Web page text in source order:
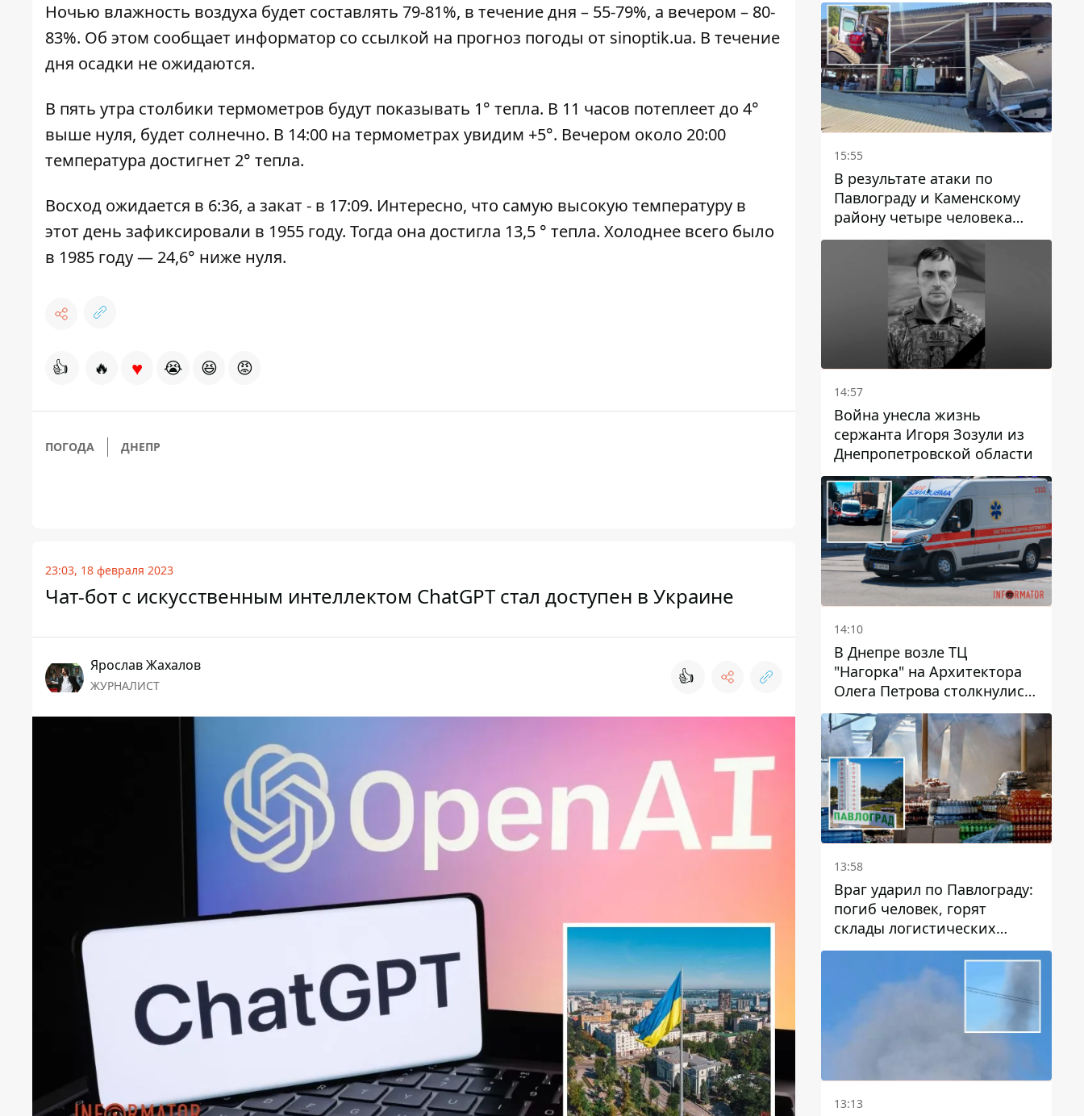
Ночью влажность воздуха будет составлять 79-81%, в течение дня – 55-79%, а вечером – 80-
83%. Об этом сообщает информатор со ссылкой на прогноз погоды от sinoptik.ua. В течение
дня осадки не ожидаются.
В пять утра столбики термометров будут показывать 1° тепла. В 11 часов потеплеет до 4°
выше нуля, будет солнечно. В 14:00 на термометрах увидим +5°. Вечером около 20:00
температура достигнет 2° тепла.
Восход ожидается в 6:36, а закат - в 17:09. Интересно, что самую высокую температуру в
этот день зафиксировали в 1955 году. Тогда она достигла 13,5 ° тепла. Холоднее всего было
в 1985 году — 24,6° ниже нуля.
👍 🔥 ♥ 😭 😆 😡
ПОГОДА ДНЕПР
23:03, 18 февраля 2023
Чат-бот с искусственным интеллектом ChatGPT стал доступен в Украине
Ярослав Жахалов
ЖУРНАЛИСТ 👍
15:55
В результате атаки по
Павлограду и Каменскому
району четыре человека
погибли, семеро получили
ранения
14:57
Война унесла жизнь
сержанта Игоря Зозули из
Днепропетровской области
14:10
В Днепре возле ТЦ
"Нагорка" на Архитектора
Олега Петрова столкнулись
"скорая" и Toyota: трамваи
№5 задерживаются
13:58
Враг ударил по Павлограду:
погиб человек, горят
склады логистических
компаний и магазина
13:13